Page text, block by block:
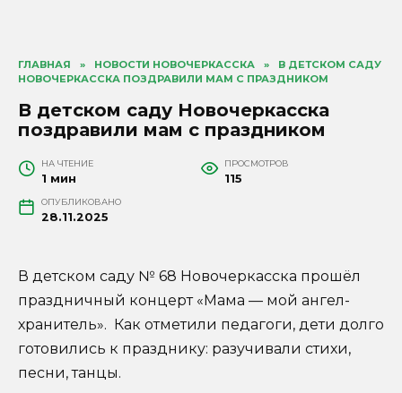
ГЛАВНАЯ » НОВОСТИ НОВОЧЕРКАССКА »
В ДЕТСКОМ САДУ
НОВОЧЕРКАССКА ПОЗДРАВИЛИ МАМ С ПРАЗДНИКОМ
В детском саду Новочеркасска
поздравили мам с праздником
НА ЧТЕНИЕ
1 мин
ПРОСМОТРОВ
115
ОПУБЛИКОВАНО
28.11.2025
В детском саду № 68 Новочеркасска прошёл
праздничный концерт «Мама — мой ангел-
хранитель». Как отметили педагоги, дети долго
готовились к празднику: разучивали стихи,
песни, танцы.